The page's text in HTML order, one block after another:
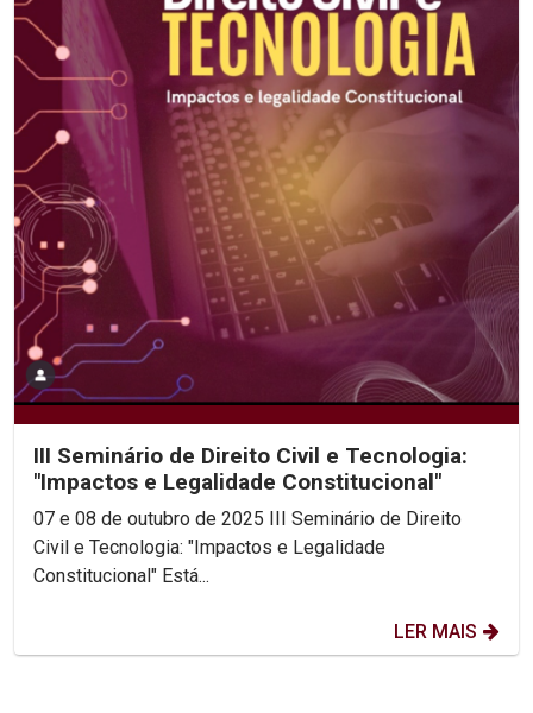
III Seminário de Direito Civil e Tecnologia:
"Impactos e Legalidade Constitucional"
07 e 08 de outubro de 2025 III Seminário de Direito
Civil e Tecnologia: "Impactos e Legalidade
Constitucional" Está...
LER MAIS